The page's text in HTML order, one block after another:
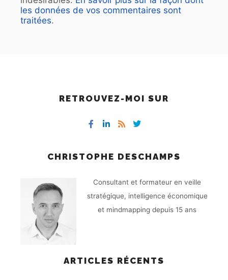
les données de vos commentaires sont
traitées.
RETROUVEZ-MOI SUR
CHRISTOPHE DESCHAMPS
Consultant et formateur en veille
stratégique, intelligence économique
et mindmapping depuis 15 ans
ARTICLES RÉCENTS